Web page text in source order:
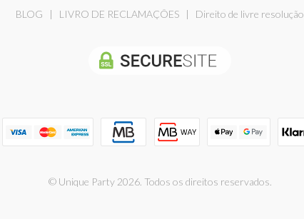
BLOG | LIVRO DE RECLAMAÇÕES | Direito de livre resolução
© Unique Party 2026. Todos os direitos reservados.